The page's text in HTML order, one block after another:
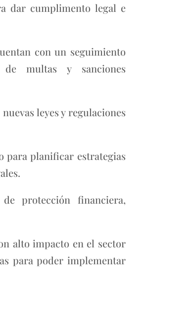
dar cumplimento legal e
con un seguimiento
de multas y sanciones
leyes y regulaciones
planificar estrategias
protección financiera,
alto impacto en el sector
para poder implementar